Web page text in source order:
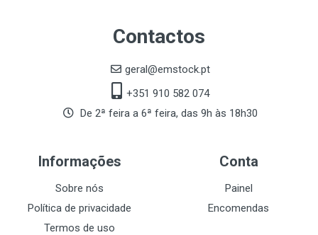
Contactos
geral@emstock.pt
+351 910 582 074
De 2ª feira a 6ª feira, das 9h às 18h30
Informações
Sobre nós
Política de privacidade
Termos de uso
Conta
Painel
Encomendas